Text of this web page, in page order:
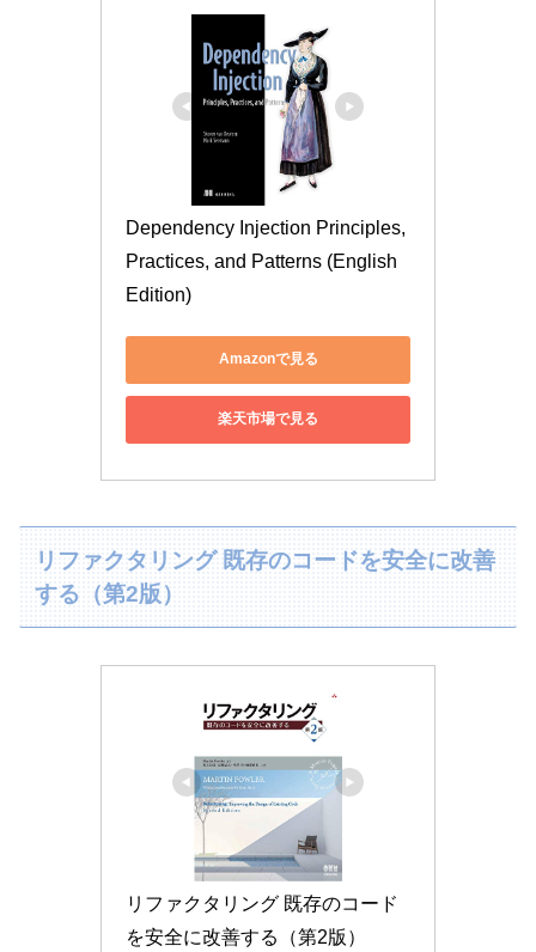
Dependency Injection Principles,
Practices, and Patterns (English
Edition)
Amazonで見る
楽天市場で見る
リファクタリング 既存のコードを安全に改善
する（第2版）
リファクタリング 既存のコード
を安全に改善する（第2版）